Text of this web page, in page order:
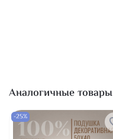
Аналогичные товары
-25%